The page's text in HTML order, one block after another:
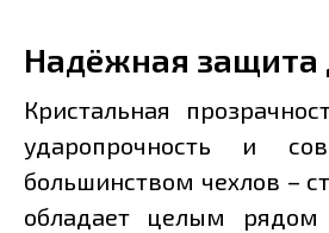
Надёжная защита
Кристальная
ударопрочность и
большинством чехлов –
обладает целым рядом